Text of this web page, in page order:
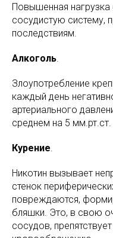
Повышенная
сосудистую систему,
последствиям.
Алкоголь.
Злоупотребление
каждый день
артериального
среднем на 5 мм.рт.ст.
Курение.
Никотин вызывает
стенок
повреждаются,
бляшки. Это, в свою
сосудов,